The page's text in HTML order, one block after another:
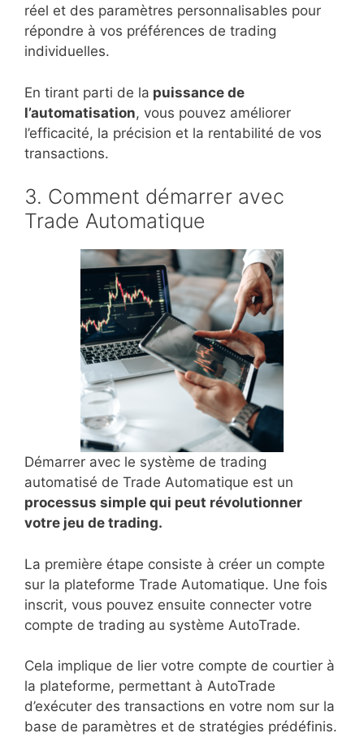
réel et des paramètres personnalisables pour
répondre à vos préférences de trading
individuelles.
En tirant parti de la puissance de
l’automatisation, vous pouvez améliorer
l’efficacité, la précision et la rentabilité de vos
transactions.
3. Comment démarrer avec
Trade Automatique
Démarrer avec le système de trading
automatisé de Trade Automatique est un
processus simple qui peut révolutionner
votre jeu de trading.
La première étape consiste à créer un compte
sur la plateforme Trade Automatique. Une fois
inscrit, vous pouvez ensuite connecter votre
compte de trading au système AutoTrade.
Cela implique de lier votre compte de courtier à
la plateforme, permettant à AutoTrade
d’exécuter des transactions en votre nom sur la
base de paramètres et de stratégies prédéfinis.